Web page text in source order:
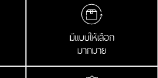
มีแบบให้เลือก
มากมาย